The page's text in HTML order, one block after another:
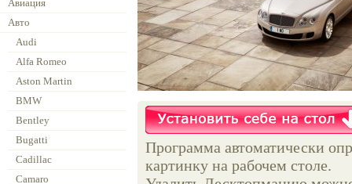
Авиация
Авто
Audi
Alfa Romeo
Aston Martin
BMW
Bentley
Bugatti
Cadillac
Camaro
Программа автоматически
картинку на рабочем столе.